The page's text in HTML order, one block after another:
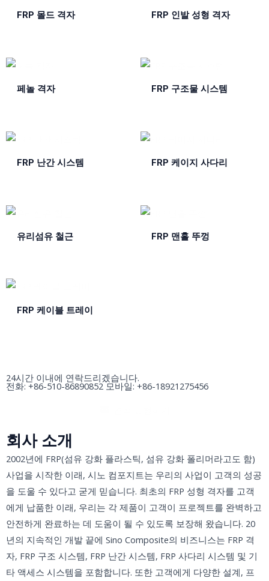
FRP 몰드 격자 FRP 인발 성형 격자
페놀 격자 FRP 구조물 시스템
FRP 난간 시스템 FRP 케이지 사다리
유리섬유 철근 FRP 맨홀 뚜껑
FRP 케이블 트레이
24시간 이내에 연락드리겠습니다.
전화: +86-510-86890852 모바일: +86-18921275456
회사 소개
2002년에 FRP(섬유 강화 플라스틱, 섬유 강화 폴리머라고도 함)
사업을 시작한 이래, 시노 컴포지트는 우리의 사업이 고객의 성공
을 도울 수 있다고 굳게 믿습니다. 최초의 FRP 성형 격자를 고객
에게 납품한 이래, 우리는 각 제품이 고객이 프로젝트를 완벽하고
안전하게 완료하는 데 도움이 될 수 있도록 보장해 왔습니다. 20
년의 지속적인 개발 끝에 Sino Composite의 비즈니스는 FRP 격
자, FRP 구조 시스템, FRP 난간 시스템, FRP 사다리 시스템 및 기
타 액세스 시스템을 포함합니다. 또한 고객에게 다양한 설계, 프